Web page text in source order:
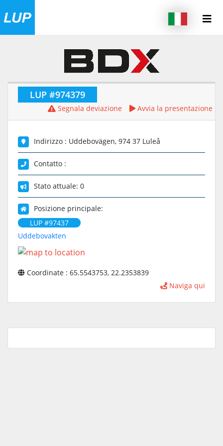
LUP #974379
Segnala deviazione Avvia la presentazione
Indirizzo : Uddebovägen, 974 37 Luleå
Contatto :
Stato attuale: 0
Posizione principale:
LUP #97437
Uddebovakten
Coordinate : 65.5543753, 22.2353839
Naviga qui